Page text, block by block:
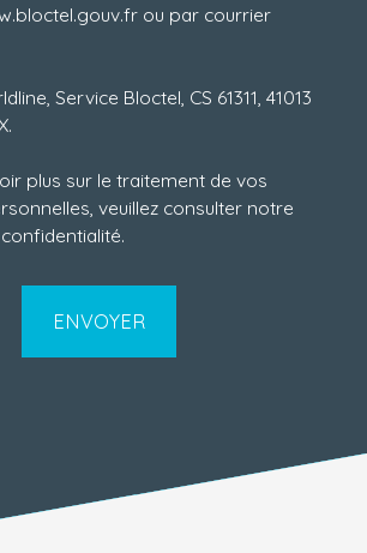
ou par courrier
Service Bloctel, CS 61311, 41013
plus sur le traitement de vos
veuillez consulter notre
.
ENVOYER